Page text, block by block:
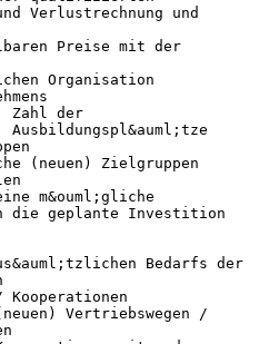
Verlustrechnung und
Preise mit der
Organisation
Zahl der
(neuen) Zielgruppen
m&ouml;gliche
die geplante Investition
Bedarfs der
Vertriebswegen /